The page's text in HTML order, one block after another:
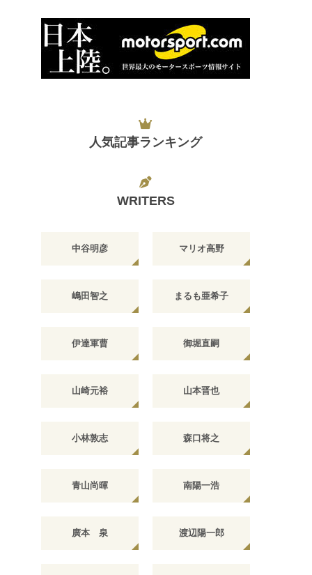
人気記事ランキング
WRITERS
中谷明彦 マリオ高野
嶋田智之 まるも亜希子
伊達軍曹 御堀直嗣
山崎元裕 山本晋也
小林敦志 森口将之
青山尚暉 南陽一浩
廣本 泉 渡辺陽一郎